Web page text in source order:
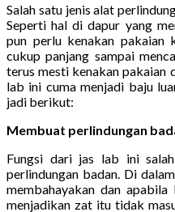
Salah satu jenis alat
Seperti hal di dapur yang
pun perlu kenakan pakaian
cukup panjang sampai
terus mesti kenakan pakaian
lab ini cuma menjadi baju
jadi berikut:
Membuat perlindungan
Fungsi dari jas lab ini
perlindungan badan. Di
membahayakan dan
menjadikan zat itu tidak